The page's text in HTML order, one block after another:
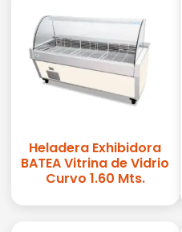
Heladera Exhibidora
BATEA Vitrina de Vidrio
Curvo 1.60 Mts.